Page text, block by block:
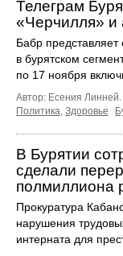
Телеграм
«Черчилля» и
Бабр
в бурятском
по 17 ноября
Автор: Есения Линней.
Политика, Здоровье
В Бурятии
сделали
полмиллиона
Прокуратура
нарушения
интерната для